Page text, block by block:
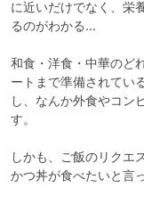
に近いだけでなく、栄
るのがわかる…
和食・洋食・中華のど
ートまで準備されてい
し、なんか外食やコン
す。
しかも、ご飯のリクエ
かつ丼が食べたいと言